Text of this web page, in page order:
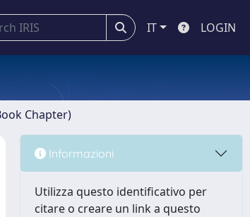
IT LOGIN
Chapter)
Informazioni
Utilizza questo identificativo per
citare o creare un link a questo